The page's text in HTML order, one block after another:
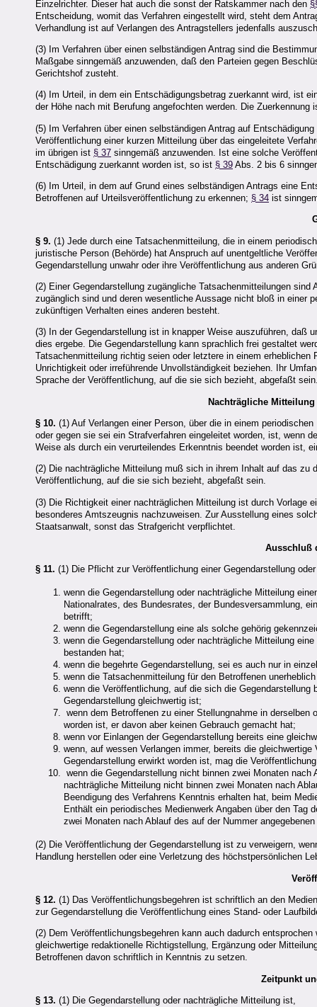
Einzelrichter. Dieser hat auch die sonst der Ratskammer nach den
Entscheidung, womit das Verfahren eingestellt wird, steht dem
Verhandlung ist auf Verlangen des Antragstellers jedenfalls
(3) Im Verfahren über einen selbständigen Antrag sind die
Maßgabe sinngemäß anzuwenden, daß den Parteien gegen
Gerichtshof zusteht.
(4) Im Urteil, in dem ein Entschädigungsbetrag zuerkannt wird, ist
der Höhe nach mit Berufung angefochten werden. Die
(5) Im Verfahren über einen selbständigen Antrag auf
Veröffentlichung einer kurzen Mitteilung über das eingeleitete
im übrigen ist § 37 sinngemäß anzuwenden. Ist eine solche
Entschädigung zuerkannt worden ist, so ist § 39 Abs. 2 bis 6
(6) Im Urteil, in dem auf Grund eines selbständigen Antrags eine
Betroffenen auf Urteilsveröffentlichung zu erkennen; § 34 ist
§ 9. (1) Jede durch eine Tatsachenmitteilung, die in einem
juristische Person (Behörde) hat Anspruch auf unentgeltliche
Gegendarstellung unwahr oder ihre Veröffentlichung aus anderen
(2) Einer Gegendarstellung zugängliche Tatsachenmitteilungen
zugänglich sind und deren wesentliche Aussage nicht bloß in einer
zukünftigen Verhalten eines anderen besteht.
(3) In der Gegendarstellung ist in knapper Weise auszuführen, daß
dies ergebe. Die Gegendarstellung kann sprachlich frei gestaltet
Tatsachenmitteilung richtig seien oder letztere in einem
Unrichtigkeit oder irreführende Unvollständigkeit beziehen. Ihr
Sprache der Veröffentlichung, auf die sie sich bezieht, abgefaßt
Nachträgliche
§ 10. (1) Auf Verlangen einer Person, über die in einem
oder gegen sie sei ein Strafverfahren eingeleitet worden, ist, wenn
Weise als durch ein verurteilendes Erkenntnis beendet worden ist,
(2) Die nachträgliche Mitteilung muß sich in ihrem Inhalt auf das zu
Veröffentlichung, auf die sie sich bezieht, abgefaßt sein.
(3) Die Richtigkeit einer nachträglichen Mitteilung ist durch Vorlage
besonderes Amtszeugnis nachzuweisen. Zur Ausstellung eines
Staatsanwalt, sonst das Strafgericht verpflichtet.
Ausschluß
§ 11. (1) Die Pflicht zur Veröffentlichung einer Gegendarstellung
wenn die Gegendarstellung oder nachträgliche Mitteilung
Nationalrates, des Bundesrates, der Bundesversammlung,
betrifft;
wenn die Gegendarstellung eine als solche gehörig
wenn die Gegendarstellung oder nachträgliche Mitteilung
bestanden hat;
wenn die begehrte Gegendarstellung, sei es auch nur in
wenn die Tatsachenmitteilung für den Betroffenen
wenn die Veröffentlichung, auf die sich die
Gegendarstellung gleichwertig ist;
wenn dem Betroffenen zu einer Stellungnahme in derselben
worden ist, er davon aber keinen Gebrauch gemacht hat;
wenn vor Einlangen der Gegendarstellung bereits eine
wenn, auf wessen Verlangen immer, bereits die
Gegendarstellung erwirkt worden ist, mag die
wenn die Gegendarstellung nicht binnen zwei Monaten
nachträgliche Mitteilung nicht binnen zwei Monaten nach
Beendigung des Verfahrens Kenntnis erhalten hat, beim
Enthält ein periodisches Medienwerk Angaben über den
zwei Monaten nach Ablauf des auf der Nummer
(2) Die Veröffentlichung der Gegendarstellung ist zu verweigern,
Handlung herstellen oder eine Verletzung des höchstpersönlichen
§ 12. (1) Das Veröffentlichungsbegehren ist schriftlich an den
zur Gegendarstellung die Veröffentlichung eines Stand- oder
(2) Dem Veröffentlichungsbegehren kann auch dadurch
gleichwertige redaktionelle Richtigstellung, Ergänzung oder
Betroffenen davon schriftlich in Kenntnis zu setzen.
Zeitpunkt
§ 13. (1) Die Gegendarstellung oder nachträgliche Mitteilung ist,